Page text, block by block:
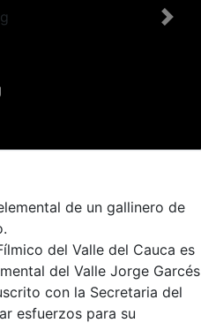
Next
de un gallinero de
del Valle del Cauca es
del Valle Jorge Garcés
con la Secretaria del
esfuerzos para su